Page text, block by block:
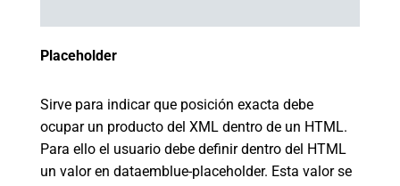
Placeholder
Sirve para indicar que posición exacta debe
ocupar un producto del XML dentro de un HTML.
Para ello el usuario debe definir dentro del HTML
un valor en dataemblue-placeholder. Esta valor se